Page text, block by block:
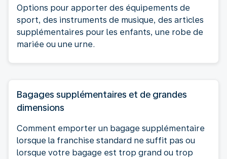
Options pour apporter des équipements de
sport, des instruments de musique, des articles
supplémentaires pour les enfants, une robe de
mariée ou une urne.
Bagages supplémentaires et de grandes
dimensions
Comment emporter un bagage supplémentaire
lorsque la franchise standard ne suffit pas ou
lorsque votre bagage est trop grand ou trop